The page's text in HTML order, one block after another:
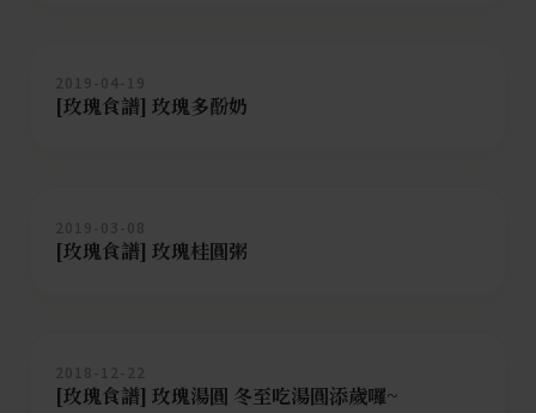
2019-04-19
[玫瑰食譜] 玫瑰多酚奶
2019-03-08
[玫瑰食譜] 玫瑰桂圓粥
2018-12-22
[玫瑰食譜] 玫瑰湯圓 冬至吃湯圓添歲囉~